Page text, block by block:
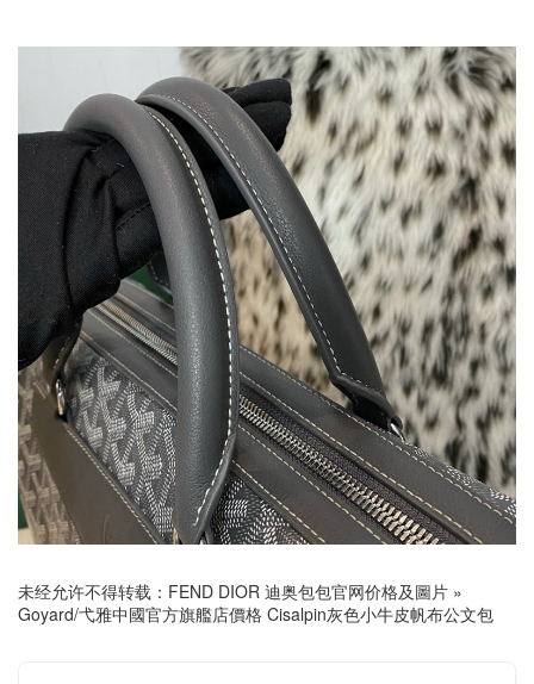
未经允许不得转载： FEND DIOR 迪奥包包官网价格及圖片 »
Goyard/弋雅中國官方旗艦店價格 Cisalpin灰色小牛皮帆布公文包